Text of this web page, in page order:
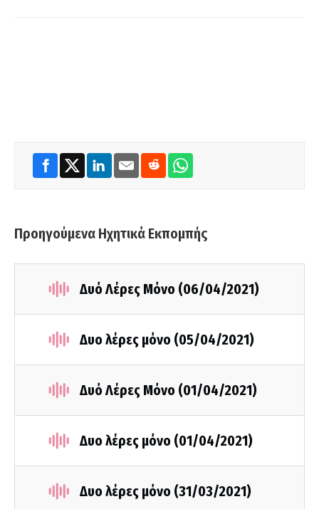
Προηγούμενα Ηχητικά Εκπομπής
Δυό Λέρες Μόνο (06/04/2021)
Δυο λέρες μόνο (05/04/2021)
Δυό Λέρες Μόνο (01/04/2021)
Δυο λέρες μόνο (01/04/2021)
Δυο λέρες μόνο (31/03/2021)